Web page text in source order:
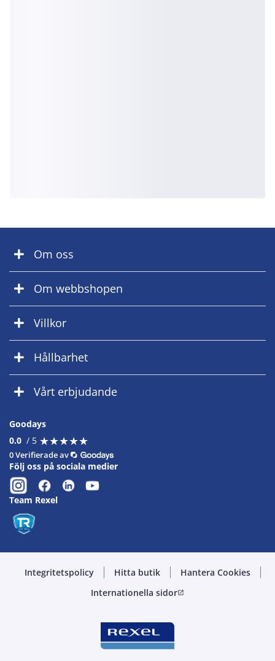
Om oss
Om webbshopen
Villkor
Hållbarhet
Vårt erbjudande
Goodays
0.0 / 5 ★★★★★
★★★★★
0 Verifierade av
Följ oss på sociala medier
Team Rexel
Integritetspolicy Hitta butik
Hantera Cookies
Internationella sidoropen_in_new